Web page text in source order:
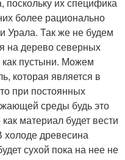
более рационально
Урала. Так же не будем
на дерево северных
пустыни. Можем
которая является в
при постоянных
среды будь это
материал будет вести
холоде древесина
сухой пока на нее не